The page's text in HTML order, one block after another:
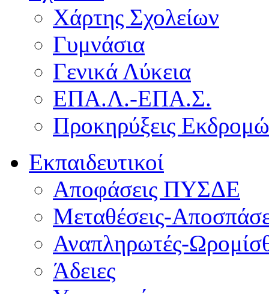
Χάρτης Σχολείων
Γυμνάσια
Γενικά Λύκεια
ΕΠΑ.Λ.-ΕΠΑ.Σ.
Προκηρύξεις
Εκπαιδευτικοί
Αποφάσεις ΠΥΣΔΕ
Μεταθέσεις-
Αναπληρωτές-
Άδειες